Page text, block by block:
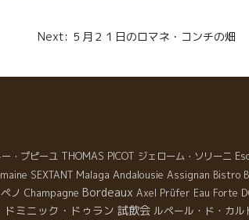
Next: ５月２１日のロマネ・コンチの畑
・プピーユ THOMAS PICOT ジェローム・ソリーニ
SEXTANT Malaga Andalousie Assignan Bistro
ノ Champagne Bordeaux Axel Prüfer Eau Forte
ドミニック・ドゥラン 試飲会 ルペール・ド・カル